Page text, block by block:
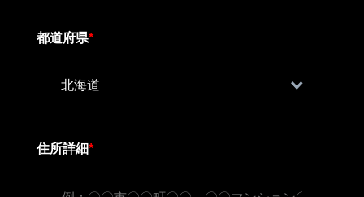
都道府県*
住所詳細*